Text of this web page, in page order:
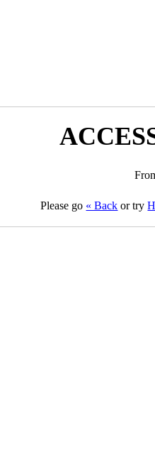
Please go « Back or try